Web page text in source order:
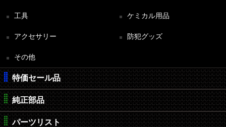
工具 ケミカル用品
アクセサリー 防犯グッズ
その他
特価セール品
純正部品
パーツリスト